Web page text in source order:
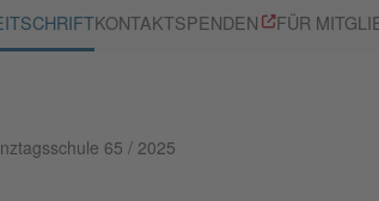
KONTAKTSPENDEN FÜR
65 / 2025